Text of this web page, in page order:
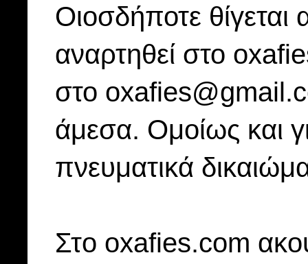
Οιοσδήποτε
αναρτηθεί στο
στο
άμεσα. Ομοίως και
πνευματικά
Στo oxafies.com